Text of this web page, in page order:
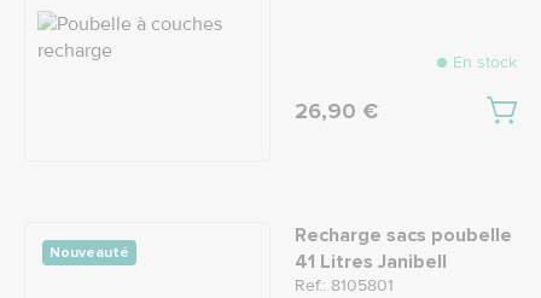
En stock
26,90 €
Nouveauté
Recharge sacs poubelle
41 Litres Janibell
Ref.: 8105801